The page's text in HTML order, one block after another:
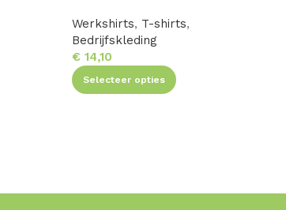
Werkshirts, T-shirts,
Bedrijfskleding
€ 14,10
Selecteer opties